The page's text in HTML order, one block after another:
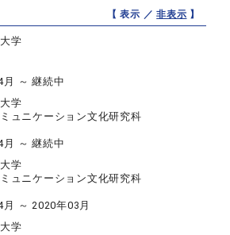
【 表示 ／非表示 】
学
月 ～ 継続中
学
ュニケーション文化研究科
月 ～ 継続中
学
ュニケーション文化研究科
月 ～ 2020年03月
学